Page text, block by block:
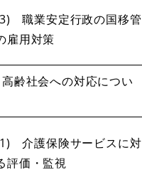
職業安定行政の国移管
雇用対策
齢社会への対応につい
介護保険サービスに対
評価・監視